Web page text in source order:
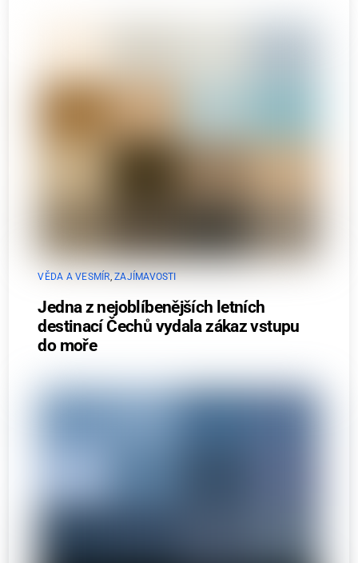
VĚDA A VESMÍR ,ZAJÍMAVOSTI
Jedna z nejoblíbenějších letních
destinací Čechů vydala zákaz vstupu
do moře